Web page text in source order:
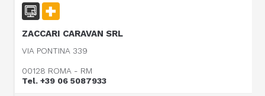
ZACCARI CARAVAN SRL
VIA PONTINA 339
00128 ROMA - RM
Tel. +39 06 5087933